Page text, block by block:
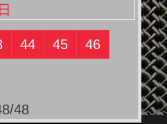
44 45
46
48